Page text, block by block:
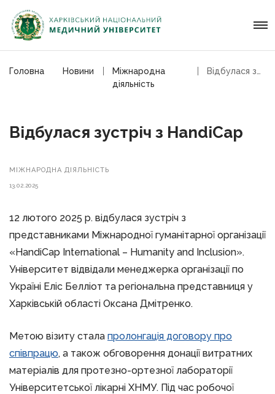
Головна Новини
Мiжнародна
дiяльнiсть
Відбулася зустріч з НandiCap
МIЖНАРОДНА ДIЯЛЬНIСТЬ
13.02.2025
12 лютого 2025 р. відбулася зустріч з
представниками Міжнародної гуманітарної організації
«НandiCap Іnternational – Humanity and Inclusion».
Університет відвідали менеджерка організації по
Україні Еліс Белліот та регіональна представниця у
Харківській області Оксана Дмітренко.
Метою візиту стала пролонгація договору про
співпрацю, а також обговорення донації витратних
матеріалів для протезно-ортезної лабораторії
Університетської лікарні ХНМУ. Під час робочої